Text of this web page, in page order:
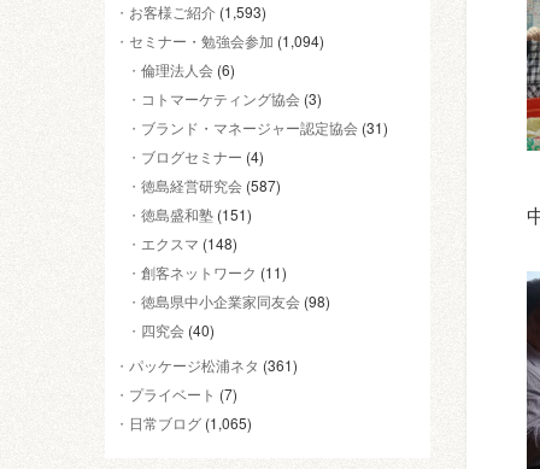
お客様ご紹介 (1,593)
セミナー・勉強会参加 (1,094)
倫理法人会 (6)
コトマーケティング協会 (3)
ブランド・マネージャー認定協会 (31)
ブログセミナー (4)
徳島経営研究会 (587)
徳島盛和塾 (151)
エクスマ (148)
創客ネットワーク (11)
徳島県中小企業家同友会 (98)
四究会 (40)
パッケージ松浦ネタ (361)
プライベート (7)
日常ブログ (1,065)